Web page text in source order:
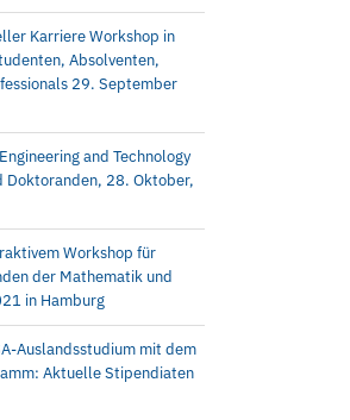
Karriere Workshop in
Absolventen,
29. September
and Technology
Doktoranden, 28. Oktober,
Workshop für
der Mathematik und
in Hamburg
Auslandsstudium mit dem
Aktuelle Stipendiaten